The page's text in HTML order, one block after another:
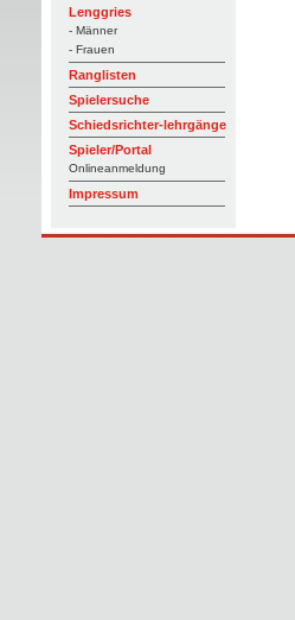
Lenggries
- Männer
- Frauen
Ranglisten
Spielersuche
Schiedsrichter-lehrgänge
Spieler/Portal
Onlineanmeldung
Impressum